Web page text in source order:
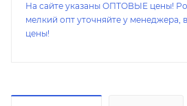
На сайте указаны ОПТОВЫЕ цены!
мелкий опт уточняйте у менеджера,
цены!